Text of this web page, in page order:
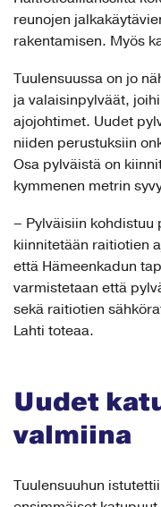
reunojen
rakentamisen. Myös
Tuulensuussa on jo
ja valaisinpylväät,
ajojohtimet. Uudet
niiden perustuksiin
Osa pylväistä on
kymmenen metrin
– Pylväisiin kohdistuu
kiinnitetään raitiotien
että Hämeenkadun
varmistetaan että
sekä raitiotien
Lahti toteaa.
Uudet
valmiina
Tuulensuuhun